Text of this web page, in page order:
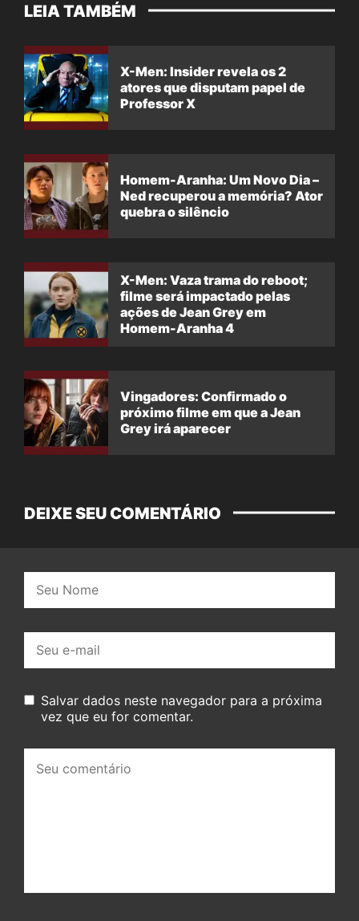
LEIA TAMBÉM
X-Men: Insider revela os 2
atores que disputam papel de
Professor X
Homem-Aranha: Um Novo Dia –
Ned recuperou a memória? Ator
quebra o silêncio
X-Men: Vaza trama do reboot;
filme será impactado pelas
ações de Jean Grey em
Homem-Aranha 4
Vingadores: Confirmado o
próximo filme em que a Jean
Grey irá aparecer
DEIXE SEU COMENTÁRIO
mail:
Salvar dados neste navegador para a próxima
vez que eu for comentar.
comentário: